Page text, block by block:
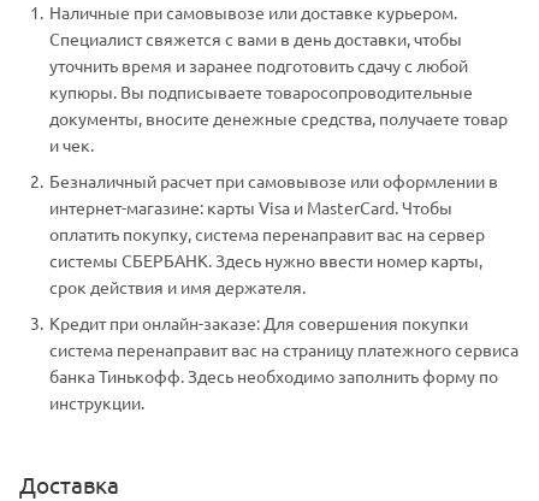
Наличные при самовывозе или доставке курьером.
Специалист свяжется с вами в день доставки, чтобы
уточнить время и заранее подготовить сдачу с любой
купюры. Вы подписываете товаросопроводительные
документы, вносите денежные средства, получаете товар
и чек.
Безналичный расчет при самовывозе или оформлении в
интернет-магазине: карты Visa и MasterCard. Чтобы
оплатить покупку, система перенаправит вас на сервер
системы СБЕРБАНК. Здесь нужно ввести номер карты,
срок действия и имя держателя.
Кредит при онлайн-заказе: Для совершения покупки
система перенаправит вас на страницу платежного сервиса
банка Тинькофф. Здесь необходимо заполнить форму по
инструкции.
Доставка